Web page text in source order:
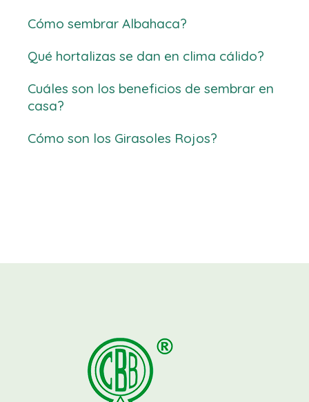
Cómo sembrar Albahaca?
Qué hortalizas se dan en clima cálido?
Cuáles son los beneficios de sembrar en
casa?
Cómo son los Girasoles Rojos?